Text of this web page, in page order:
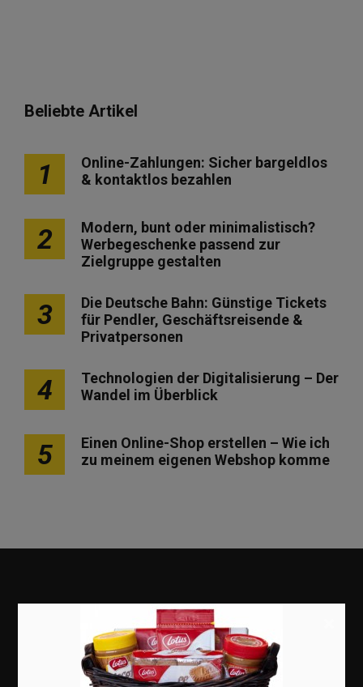
Beliebte Artikel
1
Online-Zahlungen: Sicher bargeldlos
& kontaktlos bezahlen
2
Modern, bunt oder minimalistisch?
Werbegeschenke passend zur
Zielgruppe gestalten
3
Die Deutsche Bahn: Günstige Tickets
für Pendler, Geschäftsreisende &
Privatpersonen
4
Technologien der Digitalisierung – Der
Wandel im Überblick
5
Einen Online-Shop erstellen – Wie ich
zu meinem eigenen Webshop komme